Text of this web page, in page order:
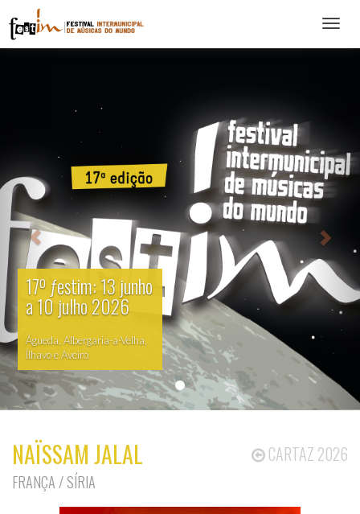
Abrir
17º ƒestim: 13 junho
a 10 julho 2026
Águeda, Albergaria-a-Velha,
Ílhavo e Aveiro
CARTAZ 2026
NAÏSSAM JALAL
FRANÇA / SÍRIA